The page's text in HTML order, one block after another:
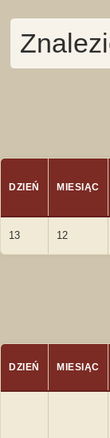
DZIEŃ MIESIĄC
13 12
DZIEŃ MIESIĄC